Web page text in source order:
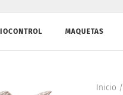
MAQUETAS
Inicio /